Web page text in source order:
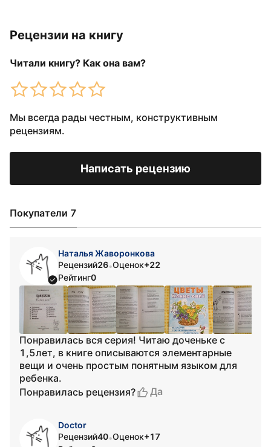
Рецензии на книгу
Читали книгу? Как она вам?
Мы всегда рады честным, конструктивным
рецензиям.
Написать рецензию
Покупатели 7
Наталья Жаворонкова
Рецензий26•Оценок+22
Рейтинг0
Понравилась вся серия! Читаю доченьке с
1,5лет, в книге описываются элементарные
вещи и очень простым понятным языком для
ребенка.
Понравилась рецензия?
Да
Doctor
Рецензий40•Оценок+17